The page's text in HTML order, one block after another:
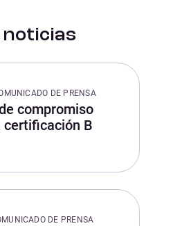
DE PRENSA
compromiso
certificación B
DE PRENSA